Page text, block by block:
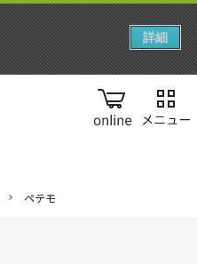
online
ペテモ
詳細